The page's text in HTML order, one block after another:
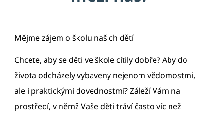
Mějme zájem o školu našich dětí
Chcete, aby se děti ve škole cítily dobře? Aby do
života odcházely vybaveny nejenom vědomostmi,
ale i praktickými dovednostmi? Záleží Vám na
prostředí, v němž Vaše děti tráví často víc než